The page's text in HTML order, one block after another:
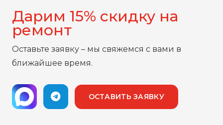
Дарим 15% скидку на
ремонт
Оставьте заявку – мы свяжемся с вами в
ближайшее время.
ОСТАВИТЬ ЗАЯВКУ